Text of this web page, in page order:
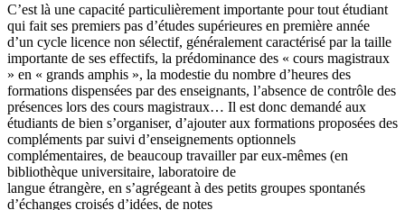
C’est là une capacité particulièrement importante pour tout étudiant
qui fait ses premiers pas d’études supérieures en première année
d’un cycle licence non sélectif, généralement caractérisé par la taille
importante de ses effectifs, la prédominance des « cours magistraux
» en « grands amphis », la modestie du nombre d’heures des
formations dispensées par des enseignants, l’absence de contrôle des
présences lors des cours magistraux… Il est donc demandé aux
étudiants de bien s’organiser, d’ajouter aux formations proposées des
compléments par suivi d’enseignements optionnels
complémentaires, de beaucoup travailler par eux-mêmes (en
bibliothèque universitaire, laboratoire de
langue étrangère, en s’agrégeant à des petits groupes spontanés
d’échanges croisés d’idées, de notes